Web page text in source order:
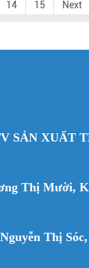
14 15 Next
SẢN XUẤT
Thị Mười,
Thị